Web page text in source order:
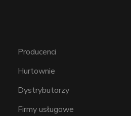
Producenci
Hurtownie
Dystrybutorzy
Firmy usługowe